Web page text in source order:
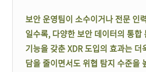
보안 운영팀이 소수이거나 전문 인
일수록, 다양한 보안 데이터의 통합
기능을 갖춘 XDR 도입의 효과는 더
담을 줄이면서도 위협 탐지 수준을